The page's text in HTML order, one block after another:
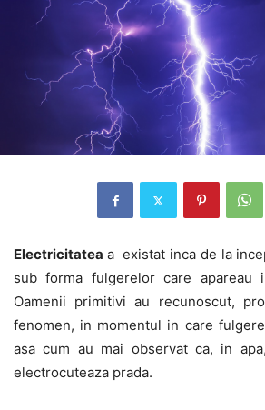
Electricitatea a existat inca de la
sub forma fulgerelor care apareau
Oamenii primitivi au recunoscut,
fenomen, in momentul in care
asa cum au mai observat ca, in
electrocuteaza prada.